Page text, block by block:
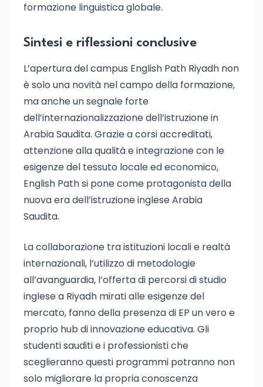
formazione linguistica globale.
Sintesi e riflessioni conclusive
L’apertura del campus English Path Riyadh non
è solo una novità nel campo della formazione,
ma anche un segnale forte
dell’internazionalizzazione dell’istruzione in
Arabia Saudita. Grazie a corsi accreditati,
attenzione alla qualità e integrazione con le
esigenze del tessuto locale ed economico,
English Path si pone come protagonista della
nuova era dell’istruzione inglese Arabia
Saudita.
La collaborazione tra istituzioni locali e realtà
internazionali, l’utilizzo di metodologie
all’avanguardia, l’offerta di percorsi di studio
inglese a Riyadh mirati alle esigenze del
mercato, fanno della presenza di EP un vero e
proprio hub di innovazione educativa. Gli
studenti sauditi e i professionisti che
sceglieranno questi programmi potranno non
solo migliorare la propria conoscenza